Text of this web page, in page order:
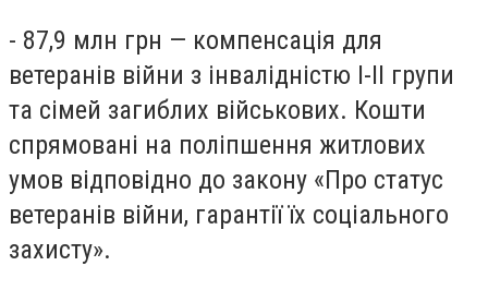
- 87,9 млн грн — компенсація для
ветеранів війни з інвалідністю I-II групи
та сімей загиблих військових. Кошти
спрямовані на поліпшення житлових
умов відповідно до закону «Про статус
ветеранів війни, гарантії їх соціального
захисту».